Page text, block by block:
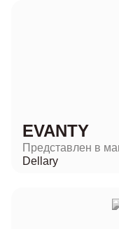
EVANTY
Представлен в
Dellary